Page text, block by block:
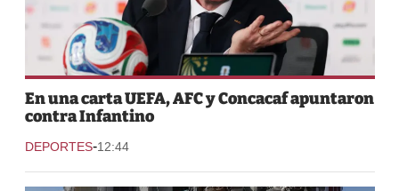
En una carta UEFA, AFC y Concacaf apuntaron
contra Infantino
DEPORTES-12:44